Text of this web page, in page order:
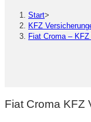
Start>
KFZ
Fiat Croma –
Fiat Croma KFZ